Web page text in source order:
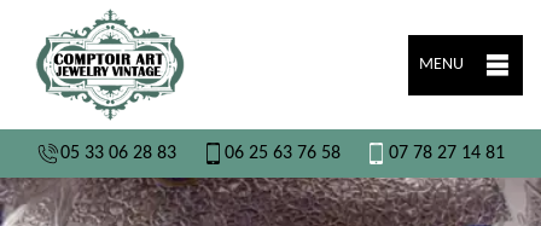
MENU
05 33 06 28 83 06 25 63 76 58 07 78 27 14 81